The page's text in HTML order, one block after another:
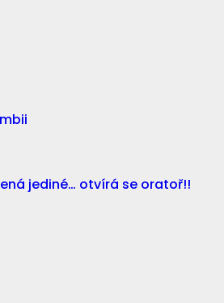
jediné… otvírá se oratoř!!